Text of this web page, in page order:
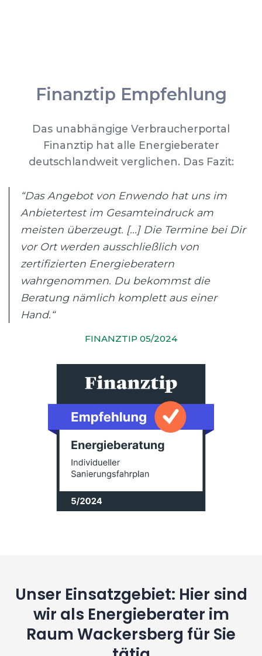
Finanztip Empfehlung
Das unabhängige Verbraucherportal
Finanztip hat alle Energieberater
deutschlandweit verglichen. Das Fazit:
“Das Angebot von Enwendo hat uns im
Anbietertest im Gesamteindruck am
meisten überzeugt. [...] Die Termine bei Dir
vor Ort werden ausschließlich von
zertifizierten Energieberatern
wahrgenommen. Du bekommst die
Beratung nämlich komplett aus einer
Hand.“
FINANZTIP 05/2024
Unser Einsatzgebiet: Hier sind
wir als Energieberater im
Raum Wackersberg für Sie